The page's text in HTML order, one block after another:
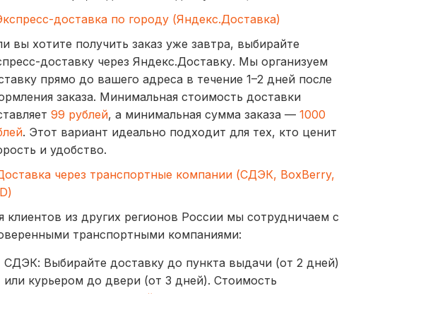
доставка по городу (Яндекс.Доставка)
вы хотите получить заказ уже завтра, выбирайте
доставку через Яндекс.Доставку. Мы организуем
прямо до вашего адреса в течение 1–2 дней после
заказа. Минимальная стоимость доставки
99 рублей, а минимальная сумма заказа — 1000
. Этот вариант идеально подходит для тех, кто ценит
и удобство.
через транспортные компании (СДЭК, BoxBerry,
клиентов из других регионов России мы сотрудничаем с
транспортными компаниями:
СДЭК: Выбирайте доставку до пункта выдачи (от 2 дней)
или курьером до двери (от 3 дней). Стоимость
300 рублей